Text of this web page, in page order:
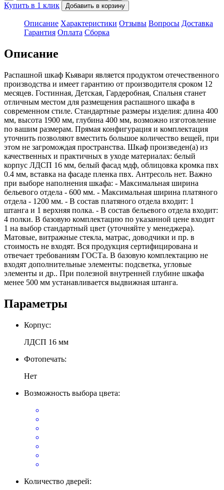
Купить в 1 клик Добавить в корзину
Описание Характеристики Отзывы Вопросы Доставка
Гарантия Оплата Сборка
Описание
Распашной шкаф Кьявари является продуктом отечественного
производства и имеет гарантию от производителя сроком 12
месяцев. Гостинная, Детская, Гардеробная, Спальня станет
отличным местом для размещения распашного шкафа в
современном стиле. Стандартные размеры изделия: длина 400
мм, высота 1900 мм, глубина 400 мм, возможно изготовление
по вашим размерам. Прямая конфигурация и комплектация
уточнить позволяют вместить большое количество вещей, при
этом не загромождая пространства. Шкаф произведен(а) из
качественных и практичных в уходе материалах: белый
корпус ЛДСП 16 мм, белый фасад мдф, облицовка кромка пвх
0.4 мм, вставка на фасаде пленка пвх. Антресоль нет. Важно
при выборе наполнения шкафа: - Максимальная ширина
бельевого отдела - 600 мм. - Максимальная ширина платяного
отдела - 1200 мм. - В состав платяного отдела входит: 1
штанга и 1 верхняя полка. - В состав бельевого отдела входит:
4 полки. В базовую комплектацию по указанной цене входит
1 на выбор стандартный цвет (уточняйте у менеджера).
Матовые, витражные стекла, матрас, доводчики и пр. в
стоимость не входят. Вся продукция сертифицирована и
отвечает требованиям ГОСТа. В базовую комплектацию не
входят дополнительные элементы: подсветка, угловые
элементы и др.. При полезной внутренней глубине шкафа
менее 500 мм устанавливается выдвижная штанга.
Параметры
Корпус:
ЛДСП 16 мм
Фотопечать:
Нет
Возможность выбора цвета:
Количество дверей: